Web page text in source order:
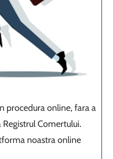
procedura online, fara a
Comertului.
noastra online